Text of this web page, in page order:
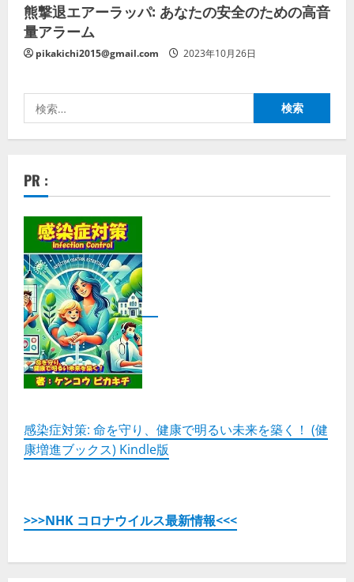
熊撃退エアーラッパ: あなたの安全のための高音
量アラーム
pikakichi2015@gmail.com 2023年10月26日
索:
PR :
感染症対策: 命を守り、健康で明るい未来を築く！ (健
康増進ブックス) Kindle版
>>>NHK コロナウイルス最新情報<<<